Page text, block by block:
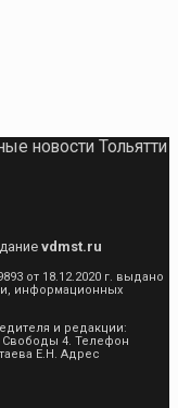
новости Тольятти
vdmst.ru
от 18.12.2020 г. выдано
информационных
и редакции:
Свободы 4. Телефон
Е.Н. Адрес